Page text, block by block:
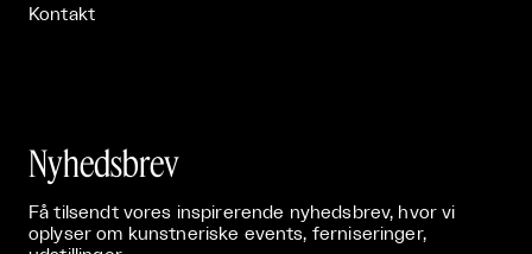
Kontakt
Nyhedsbrev
Få tilsendt vores inspirerende nyhedsbrev, hvor vi
oplyser om kunstneriske events, ferniseringer,